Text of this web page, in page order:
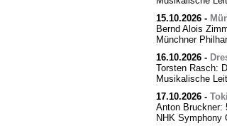
15.10.2026-
Bernd Alois
Münchner
16.10.2026-
Torsten Rasch:
Musikalische
17.10.2026-
Anton Bruckner:
NHK Symphony